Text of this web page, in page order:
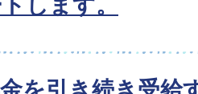
します。